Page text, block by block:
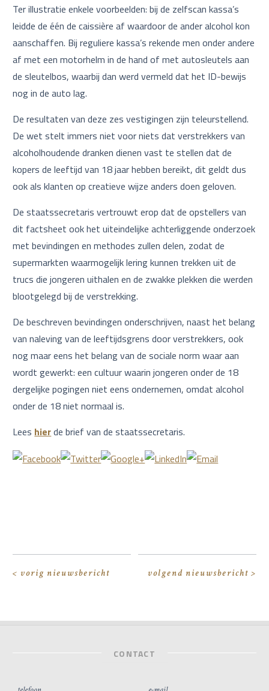
Ter illustratie enkele voorbeelden: bij de zelfscan kassa’s
leidde de één de caissière af waardoor de ander alcohol kon
aanschaffen. Bij reguliere kassa’s rekende men onder andere
af met een motorhelm in de hand of met autosleutels aan
de sleutelbos, waarbij dan werd vermeld dat het ID-bewijs
nog in de auto lag.
De resultaten van deze zes vestigingen zijn teleurstellend.
De wet stelt immers niet voor niets dat verstrekkers van
alcoholhoudende dranken dienen vast te stellen dat de
kopers de leeftijd van 18 jaar hebben bereikt, dit geldt dus
ook als klanten op creatieve wijze anders doen geloven.
De staatssecretaris vertrouwt erop dat de opstellers van
dit factsheet ook het uiteindelijke achterliggende onderzoek
met bevindingen en methodes zullen delen, zodat de
supermarkten waarmogelijk lering kunnen trekken uit de
trucs die jongeren uithalen en de zwakke plekken die werden
blootgelegd bij de verstrekking.
De beschreven bevindingen onderschrijven, naast het belang
van naleving van de leeftijdsgrens door verstrekkers, ook
nog maar eens het belang van de sociale norm waar aan
wordt gewerkt: een cultuur waarin jongeren onder de 18
dergelijke pogingen niet eens ondernemen, omdat alcohol
onder de 18 niet normaal is.
Lees hierde brief van de staatssecretaris.
< vorig nieuwsbericht volgend nieuwsbericht >
CONTACT